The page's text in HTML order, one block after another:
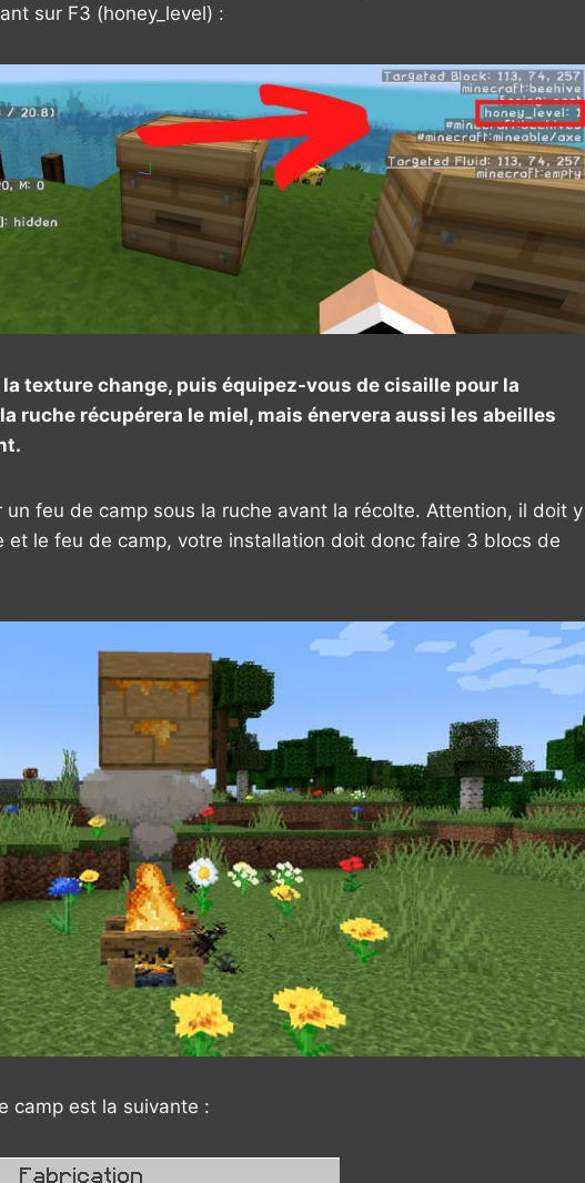
sur F3 (honey_level) :
la texture change, puis équipez-vous de cisaille pour la
ruche récupérera le miel, mais énervera aussi les abeilles
feu de camp sous la ruche avant la récolte. Attention, il doit y
et le feu de camp, votre installation doit donc faire 3 blocs de
camp est la suivante :